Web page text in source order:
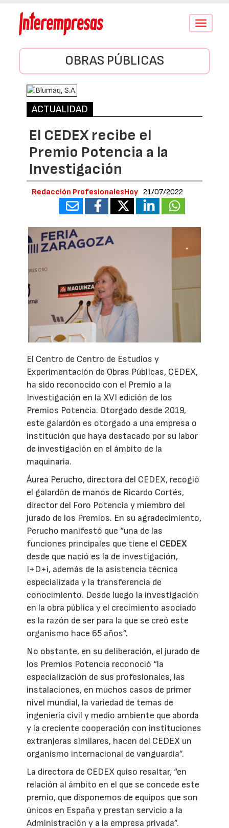
Conmutar
OBRAS PÚBLICAS
ACTUALIDAD
El CEDEX recibe el
Premio Potencia a la
Investigación
Redacción ProfesionalesHoy 21/07/2022
El Centro de Centro de Estudios y
Experimentación de Obras Públicas, CEDEX,
ha sido reconocido con el Premio a la
Investigación en la XVI edición de los
Premios Potencia. Otorgado desde 2019,
este galardón es otorgado a una empresa o
institución que haya destacado por su labor
de investigación en el ámbito de la
maquinaria.
Áurea Perucho, directora del CEDEX, recogió
el galardón de manos de Ricardo Cortés,
director del Foro Potencia y miembro del
jurado de los Premios. En su agradecimiento,
Perucho manifestó que “una de las
funciones principales que tiene el CEDEX
desde que nació es la de investigación,
I+D+i, además de la asistencia técnica
especializada y la transferencia de
conocimiento. Desde luego la investigación
en la obra pública y el crecimiento asociado
es la razón de ser para la que se creó este
organismo hace 65 años”.
No obstante, en su deliberación, el jurado de
los Premios Potencia reconoció “la
especialización de sus profesionales, las
instalaciones, en muchos casos de primer
nivel mundial, la variedad de temas de
ingeniería civil y medio ambiente que aborda
y la creciente cooperación con instituciones
extranjeras similares, hacen del CEDEX un
organismo internacional de vanguardia”.
La directora de CEDEX quiso resaltar, “en
relación al ámbito en el que se concede este
premio, que disponemos de equipos que son
únicos en España y prestan servicio a la
Administración y a la empresa privada”.